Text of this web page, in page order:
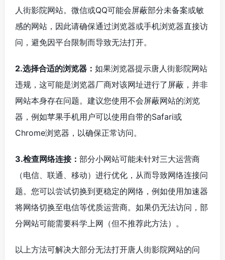
人街影院网站。微信或QQ可能会屏蔽部分未备案或敏
感的网站，因此请确保通过浏览器或手机浏览器直接访
问，避免因平台限制而导致无法打开。
2.选择合适的浏览器： 如果浏览器提示唐人街影院网站
违规，这可能是浏览器厂商对该网址进行了屏蔽，并非
网站本身存在问题。建议您使用不会屏蔽网站的浏览
器，例如苹果手机用户可以使用自带的Safari或
Chrome浏览器，以确保正常访问。
3.检查网络连接： 部分小网站可能未针对三大运营商
（电信、联通、移动）进行优化，从而导致网络连接问
题。您可以尝试切换到更稳定的网络，例如使用加速器
将网络切换至电信等优质运营商。如果仍无法访问，部
分网站可能需要科学上网（但不推荐此方法）。
以上方法可解决大部分无法打开唐人街影院网站的问